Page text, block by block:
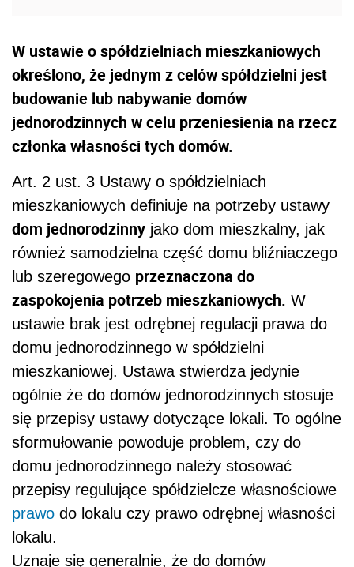
W ustawie o spółdzielniach mieszkaniowych
określono, że jednym z celów spółdzielni jest
budowanie lub nabywanie domów
jednorodzinnych w celu przeniesienia na rzecz
członka własności tych domów.
Art. 2 ust. 3 Ustawy o spółdzielniach
mieszkaniowych definiuje na potrzeby ustawy
dom jednorodzinny jako dom mieszkalny, jak
również samodzielna część domu bliźniaczego
lub szeregowego przeznaczona do
zaspokojenia potrzeb mieszkaniowych. W
ustawie brak jest odrębnej regulacji prawa do
domu jednorodzinnego w spółdzielni
mieszkaniowej. Ustawa stwierdza jedynie
ogólnie że do domów jednorodzinnych stosuje
się przepisy ustawy dotyczące lokali. To ogólne
sformułowanie powoduje problem, czy do
domu jednorodzinnego należy stosować
przepisy regulujące spółdzielcze własnościowe
prawo do lokalu czy prawo odrębnej własności
lokalu.
Uznaje się generalnie, że do domów